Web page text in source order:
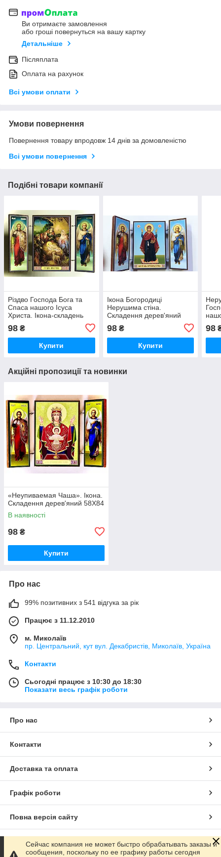
Ви отримаєте замовлення
або гроші повернуться на вашу картку
Детальніше
Післяплата
Оплата на рахунок
Всі умови оплати
Умови повернення
Повернення товару впродовж 14 днів за домовленістю
Всі умови повернення
Подібні товари компанії
Різдво Господа Бога та
Спаса нашого Ісуса
Христа. Ікона-складень
98 ₴
Купити
Ікона Богородиці
Нерушима стіна.
Складення дерев'яний
98₴
Купити
98
Акційні пропозиції та новинки
«Неупиваемая Чаша». Ікона.
Складення дерев'яний 58Х84
В наявності
98 ₴
Купити
Про нас
99% позитивних з 541 відгука за рік
Працює з 11.12.2010
м. Миколаїв
пр. Центральний, кут вул. Декабристів, Миколаїв, Україна
Контакти
Сьогодні працює з 10:30 до 18:30
Показати весь графік роботи
Про нас
Контакти
Доставка та оплата
Графік роботи
Повна версія сайту
Сайт створено на маркетплейсі Prom.ua
Сейчас компания не может быстро обрабатывать заказы и
сообщения, поскольку по ее графику работы сегодня